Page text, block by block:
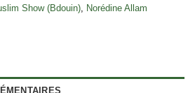
Show (Bdouin) Norédine Allam